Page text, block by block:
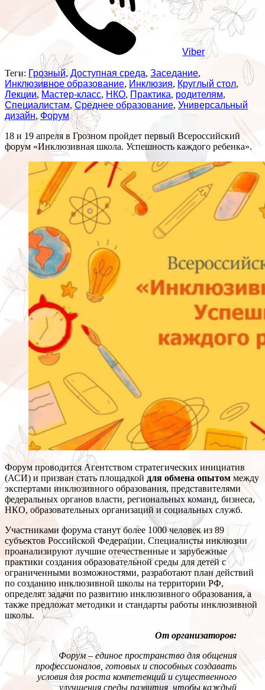
Viber
Теги: Грозный,Доступная среда, Заседание,
Инклюзивное образование, Инклюзия, Круглый стол,
Лекции,Мастер-класс, НКО, Практика, родителям,
Специалистам,Среднее образование, Универсальный
дизайн,Форум
18 и 19 апреля в Грозном пройдет первый Всероссийский
форум «Инклюзивная школа. Успешность каждого ребенка».
Форум проводится Агентством стратегических инициатив
(АСИ) и призван стать площадкой для обмена опытом между
экспертами инклюзивного образования, представителями
федеральных органов власти, региональных команд, бизнеса,
НКО, образовательных организаций и социальных служб.
Участниками форума станут более 1000 человек из 89
субъектов Российской Федерации. Специалисты инклюзии
проанализируют лучшие отечественные и зарубежные
практики создания образовательной среды для детей с
ограниченными возможностями, разработают план действий
по созданию инклюзивной школы на территории РФ,
определят задачи по развитию инклюзивного образования, а
также предложат методики и стандарты работы инклюзивной
школы.
От организаторов:
Форум – единое пространство для общения
профессионалов, готовых и способных создавать
условия для роста компетенций и существенного
улучшения среды развития, чтобы каждый